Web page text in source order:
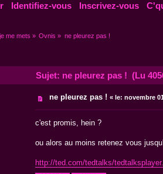
Identifiez-vous Inscrivez-vous
me mets » Ovnis » ne pleurez pas !
Sujet: ne pleurez pas ! (Lu
ne pleurez pas ! «le: novembre
c'est promis, hein ?
ou alors au moins retenez vous
http://ted.com/tedtalks/